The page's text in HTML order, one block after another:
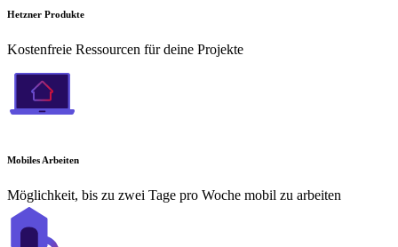
Hetzner Produkte
Kostenfreie Ressourcen für deine Projekte
Mobiles Arbeiten
Möglichkeit, bis zu zwei Tage pro Woche mobil zu arbeiten